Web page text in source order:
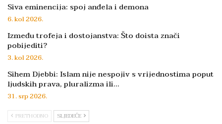
Siva eminencija: spoj anđela i demona
6. kol 2026.
Između trofeja i dostojanstva: Što doista znači
pobijediti?
3. kol 2026.
Sihem Djebbi: Islam nije nespojiv s vrijednostima poput
ljudskih prava, pluralizma ili…
31. srp 2026.
PRETHODNO SLJEDEĆE